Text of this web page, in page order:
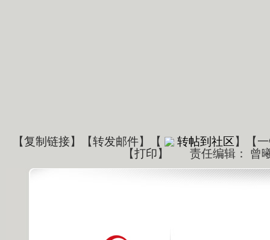
【复制链接】【转发邮件】 【 转帖到社区】【
【打印】 责任编辑： 曾